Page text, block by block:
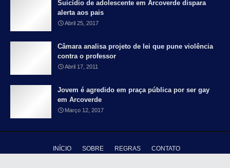
Suicídio de adolescente em Arcoverde dispara
alerta aos pais
Abril 25, 2017
Câmara analisa projeto de lei que pune violência
contra o professor
Abril 17, 2011
Jovem é agredido em praça pública por ser gay
em Arcoverde
Março 12, 2017
INÍCIO SOBRE REGRAS CONTATO